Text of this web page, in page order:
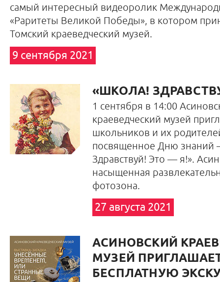
самый интересный видеоролик
«Раритеты Великой Победы», в котором
Томский краеведческий музей.
9 сентября 2021
«ШКОЛА!
1 сентября в 14:00
краеведческий музей
школьников и их
посвященное Дню знаний
Здравствуй! Это — я!».
насыщенная
фотозона.
27 августа 2021
АСИНОВСКИЙ
МУЗЕЙ
БЕСПЛАТНУЮ